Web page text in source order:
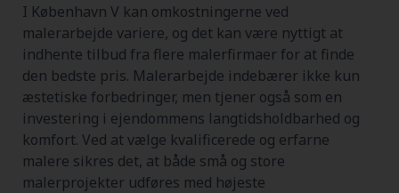
I København V kan omkostningerne ved
malerarbejde variere, og det kan være nyttigt at
indhente tilbud fra flere malerfirmaer for at finde
den bedste pris. Malerarbejde indebærer ikke kun
æstetiske forbedringer, men tjener også som en
investering i ejendommens langtidsholdbarhed og
komfort. Ved at vælge kvalificerede og erfarne
malere sikres det, at både små og store
malerprojekter udføres med højeste